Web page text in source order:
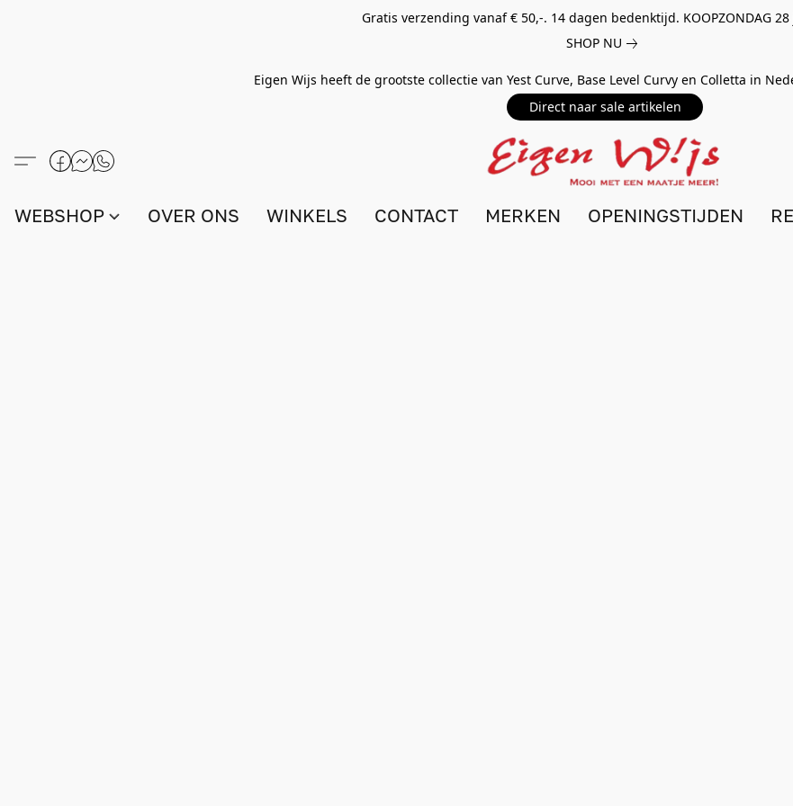
Gratis verzending vanaf € 50,-. 14 dagen bedenktijd. KOOPZONDAG
SHOP NU
Eigen Wijs heeft de grootste collectie van Yest Curve, Base Level Curvy en Colletta in
Direct naar sale artikelen
WEBSHOP OVER ONS WINKELS CONTACT MERKEN OPENINGSTIJDEN